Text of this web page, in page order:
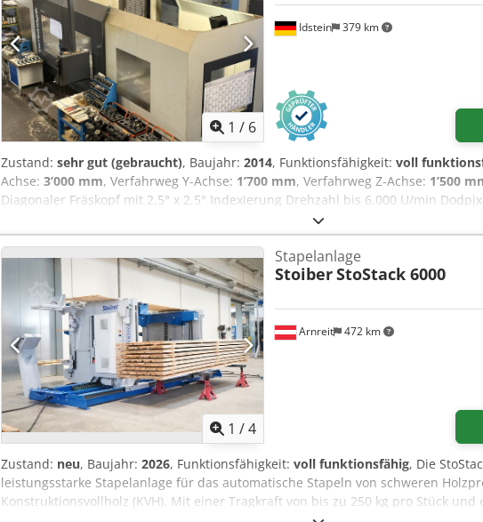
1 / 6
Idstein 379 km
Zustand: sehr gut (gebraucht), Baujahr: 2014, Funktionsfähigkeit: voll
Achse: 3’000 mm, Verfahrweg Y-Achse: 1’700 mm, Verfahrweg Z-Achse: 1’500
Diagonaler Fräskopf mit 2,5° x 2,5° Indexierung Drehzahl bis 6.000 U/min
Werkzeugaufnahme SK50 Innenkühlung mit 36bar Späneförderer in
1 /4
Arnreit 472 km
Stapelanlage
StoiberStoStack 6000
Zustand: neu, Baujahr: 2026, Funktionsfähigkeit: voll funktionsfähig, Die
leistungsstarke Stapelanlage für das automatische Stapeln von schweren
Konstruktionsvollholz (KVH). Mit einer Tragkraft von bis zu 250 kg pro Stück und